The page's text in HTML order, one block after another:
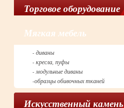
Торговое оборудование
Мягкая мебель
- диваны
- кресла, пуфы
- модульные диваны
-образцы обивочных тканей
Искусственный камень